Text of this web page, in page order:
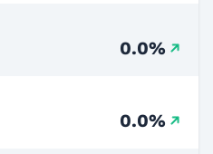
0.0%
0.0%